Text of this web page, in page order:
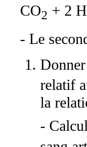
CO2 + 2 H
- Le
relatif
la
-